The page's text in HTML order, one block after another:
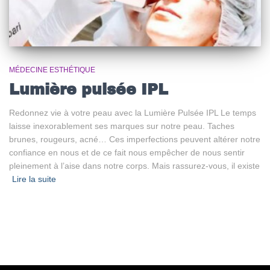
MÉDECINE ESTHÉTIQUE
Lumière pulsée IPL
Redonnez vie à votre peau avec la Lumière Pulsée IPL Le temps
laisse inexorablement ses marques sur notre peau. Taches
brunes, rougeurs, acné… Ces imperfections peuvent altérer notre
confiance en nous et de ce fait nous empêcher de nous sentir
pleinement à l’aise dans notre corps. Mais rassurez-vous, il existe
Lire la suite